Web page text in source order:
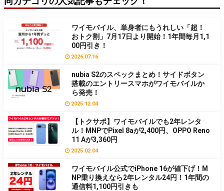
ワイモバイル、単身者にもうれしい「超！
おトク割」7月17日より開始！1年間毎月1,1
00円引き！
2026.07.16
nubia S2のスペックまとめ！サイドボタン
搭載のエントリースマホがワイモバイルか
ら発売！
2025.12.04
【トクサポ】ワイモバイルでも2年レンタ
ル！MNPでPixel 8aが2,400円、OPPO Reno
11 Aが3,360円
2025.02.04
ワイモバイル公式でiPhone 16が値下げ！M
NP乗り換えなら2年レンタル24円！1年間の
通信料1,100円引きも